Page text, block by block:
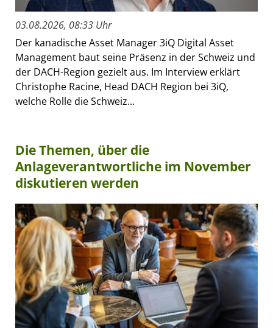
03.08.2026, 08:33 Uhr
Der kanadische Asset Manager 3iQ Digital Asset
Management baut seine Präsenz in der Schweiz und
der DACH-Region gezielt aus. Im Interview erklärt
Christophe Racine, Head DACH Region bei 3iQ,
welche Rolle die Schweiz...
Die Themen, über die
Anlageverantwortliche im November
diskutieren werden